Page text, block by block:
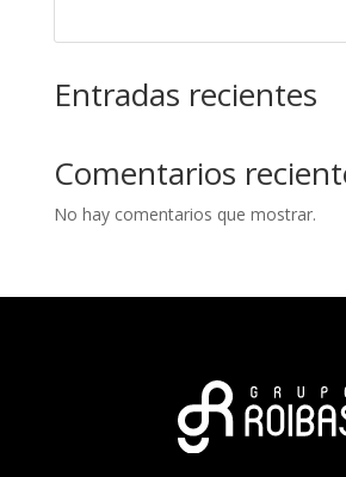
Entradas recientes
Comentarios
No hay comentarios que mostrar.